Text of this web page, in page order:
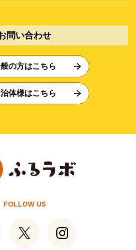
問い合わせ
の方はこちら
体様はこちら
FOLLOW US